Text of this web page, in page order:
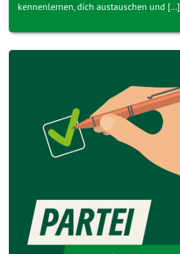
kennenlernen, dich austauschen und [...]